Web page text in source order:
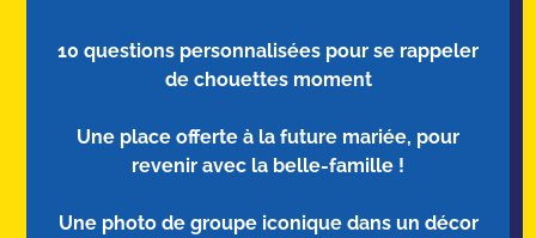
10 questions personnalisées pour se rappeler
de chouettes moment
Une place offerte à la future mariée, pour
revenir avec la belle-famille !
Une photo de groupe iconique dans un décor